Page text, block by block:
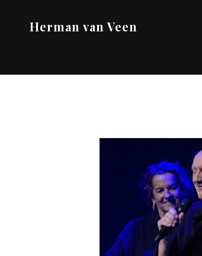
Herman van Veen